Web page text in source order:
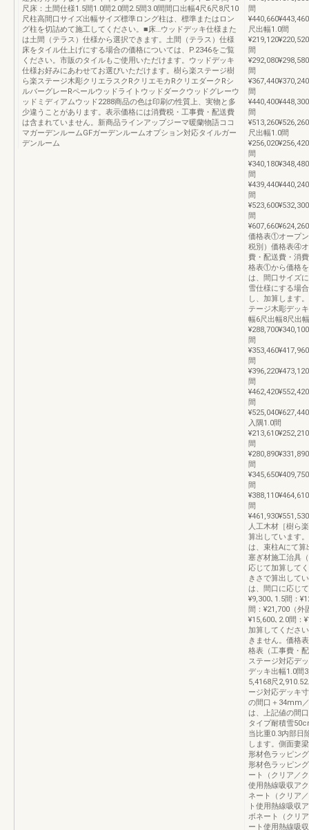
尺床：土間仕様1.5間1.0間2.0間2.5間3.0間間口出幅4尺6尺8尺10
尺柱高間口サイズ出幅サイズ標準ロング柱は、標準またはロン
グ柱を切詰めて施工してください。■床…ウッドデッキ仕様また
は土間（テラス）仕様から選択できます。土間（テラス）仕様
床をタイル仕上げにする場合の価格については、P.2346をご覧
ください。市販のタイルもご使用いただけます。ウッドデッキ
仕様お好みにあわせてお選びいただけます。樹ら楽ステージ樹
ら楽ステージ木彫クリエラスクRクリエモカRクリエダークRシ
ルバーグレーRペールウッドライトウッドダークウッドグレーウ
ッドミディアムウッド2288商品の色は印刷の性質上、実物と多
少違うことがあります。表示価格には消費税・工事費・配送費
は含まれていません。新商品ラインアップジーマ暖蘭物語ココ
マガーデンルームGFガーデンルームオプション対応タイルガー
デンルーム
間
尺出幅1.0間
間
間
間
間
尺出幅1.0間
間
間
間
間
価格表①オープ
税別）価格表④
費・配送費・消
格表①から価格
は、間口サイズ
雪仕様にする場
し、加算します
テージ木彫デッ
幅6尺出幅8尺出
間
間
間
間
入隅1.0間
間
間
間
間
人工木材［樹ら
算出しています
は、束柱Aにて
塞ぎ材施工治具
応じて加算して
きさで算出して
は、間口に応じ
¥9,300､1.5間：
間：¥21,700（
¥15,600､2.0間：
加算してくださ
きません。価格
格表（工事費・
ステージ対応デ
デッキ出幅1.0間
5,4168尺
ージ対応デッキ
の間口＋34mm
は、上記値の間
タイプ耐積雪
当比重0.3内部日
します。側面妻
形材色ラッピン
形材色ラッピン
ート（クリア／
使用熱線吸収ア
ネート（クリア
ト使用熱線吸収
ボネート（クリ
ート使用熱線吸